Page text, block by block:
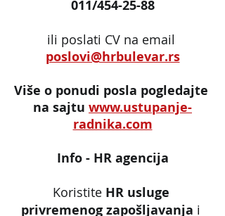
011/454-25-88
ili poslati CV na email
poslovi@hrbulevar.rs
Više o ponudi posla pogledajte
na sajtu www.ustupanje-
radnika.com
Info - HR agencija
Koristite HR usluge
privremenog zapošljavanja i